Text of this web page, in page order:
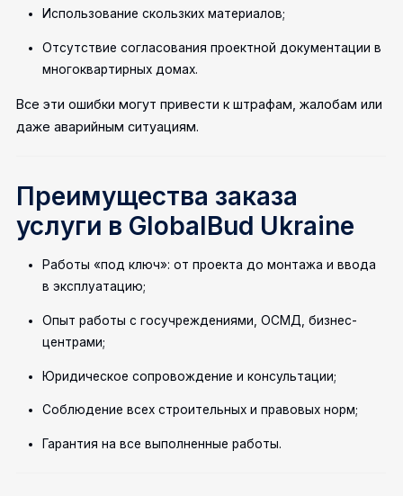
Использование скользких материалов;
Отсутствие согласования проектной документации в
многоквартирных домах.
Все эти ошибки могут привести к штрафам, жалобам или
даже аварийным ситуациям.
Преимущества заказа
услуги в GlobalBud Ukraine
Работы «под ключ»: от проекта до монтажа и ввода
в эксплуатацию;
Опыт работы с госучреждениями, ОСМД, бизнес-
центрами;
Юридическое сопровождение и консультации;
Соблюдение всех строительных и правовых норм;
Гарантия на все выполненные работы.